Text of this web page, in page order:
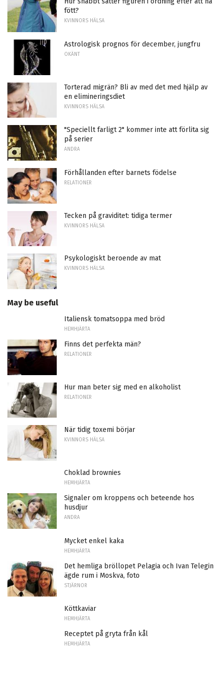
fött?
KVINNORS HÄLSA
Astrologisk prognos för december, jungfru
OKÄNT
Torterad migrän? Bli av med det med hjälp av
en elimineringsdiet
KVINNORS HÄLSA
"Speciellt farligt 2" kommer inte att förlita sig
på serier
ANDRA
Förhållanden efter barnets födelse
RELATIONER
Tecken på graviditet: tidiga termer
KVINNORS HÄLSA
Psykologiskt beroende av mat
KVINNORS HÄLSA
May be useful
Italiensk tomatsoppa med bröd
HEMHJÄRTA
Finns det perfekta män?
RELATIONER
Hur man beter sig med en alkoholist
RELATIONER
När tidig toxemi börjar
KVINNORS HÄLSA
Choklad brownies
HEMHJÄRTA
Signaler om kroppens och beteende hos
husdjur
ANDRA
Mycket enkel kaka
HEMHJÄRTA
Det hemliga bröllopet Pelagia och Ivan Telegin
ägde rum i Moskva, foto
STJÄRNOR
Köttkaviar
HEMHJÄRTA
Receptet på gryta från kål
HEMHJÄRTA